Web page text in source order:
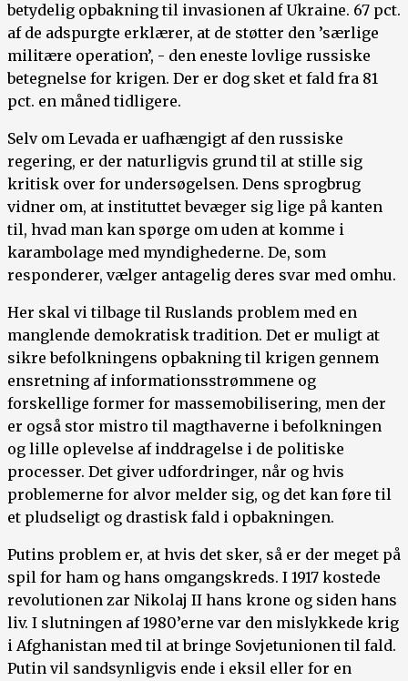
betydelig opbakning til invasionen af Ukraine. 67 pct.
af de adspurgte erklærer, at de støtter den ’særlige
militære operation’, - den eneste lovlige russiske
betegnelse for krigen. Der er dog sket et fald fra 81
pct. en måned tidligere.
Selv om Levada er uafhængigt af den russiske
regering, er der naturligvis grund til at stille sig
kritisk over for undersøgelsen. Dens sprogbrug
vidner om, at instituttet bevæger sig lige på kanten
til, hvad man kan spørge om uden at komme i
karambolage med myndighederne. De, som
responderer, vælger antagelig deres svar med omhu.
Her skal vi tilbage til Ruslands problem med en
manglende demokratisk tradition. Det er muligt at
sikre befolkningens opbakning til krigen gennem
ensretning af informationsstrømmene og
forskellige former for massemobilisering, men der
er også stor mistro til magthaverne i befolkningen
og lille oplevelse af inddragelse i de politiske
processer. Det giver udfordringer, når og hvis
problemerne for alvor melder sig, og det kan føre til
et pludseligt og drastisk fald i opbakningen.
Putins problem er, at hvis det sker, så er der meget på
spil for ham og hans omgangskreds. I 1917 kostede
revolutionen zar Nikolaj II hans krone og siden hans
liv. I slutningen af 1980’erne var den mislykkede krig
i Afghanistan med til at bringe Sovjetunionen til fald.
Putin vil sandsynligvis ende i eksil eller for en